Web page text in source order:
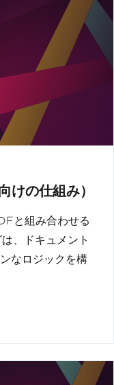
の仕組み）
と組み合わせる
、ドキュメント
なロジックを構